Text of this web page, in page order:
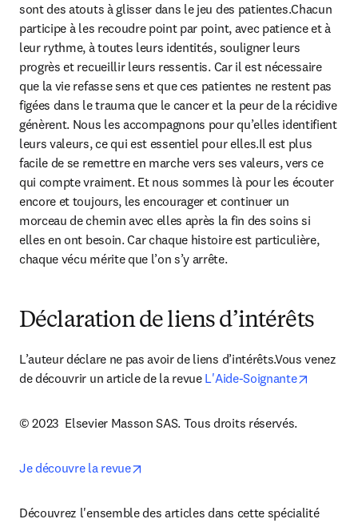
sont des atouts à glisser dans le jeu des patientes.Chacun
participe à les recoudre point par point, avec patience et à
leur rythme, à toutes leurs identités, souligner leurs
progrès et recueillir leurs ressentis. Car il est nécessaire
que la vie refasse sens et que ces patientes ne restent pas
figées dans le trauma que le cancer et la peur de la récidive
génèrent. Nous les accompagnons pour qu’elles identifient
leurs valeurs, ce qui est essentiel pour elles.Il est plus
facile de se remettre en marche vers ses valeurs, vers ce
qui compte vraiment. Et nous sommes là pour les écouter
encore et toujours, les encourager et continuer un
morceau de chemin avec elles après la fin des soins si
elles en ont besoin. Car chaque histoire est particulière,
chaque vécu mérite que l’on s’y arrête.
Déclaration de liens d’intérêts
L’auteur déclare ne pas avoir de liens d’intérêts.Vous venez
de découvrir un article de la revue L'Aide-Soignante
© 2023  Elsevier Masson SAS. Tous droits réservés.
Je découvre la revue
Découvrez l'ensemble des articles dans cette spécialité